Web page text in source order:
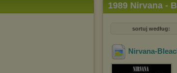
1989 Nirvana -
sortuj według:
Nirvana-